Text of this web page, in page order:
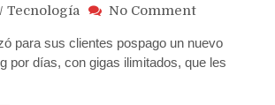
/ Tecnología No Commenton
Chile
lanza
para sus clientes pospago un nuevo
por días, con gigas ilimitados, que les